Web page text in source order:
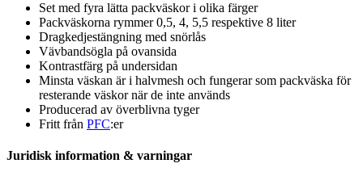
Set med fyra lätta packväskor i olika färger
Packväskorna rymmer 0,5, 4, 5,5 respektive 8 liter
Dragkedjestängning med snörlås
Vävbandsögla på ovansida
Kontrastfärg på undersidan
Minsta väskan är i halvmesh och fungerar som packväska för
resterande väskor när de inte används
Producerad av överblivna tyger
Fritt från PFC:er
Juridisk information & varningar